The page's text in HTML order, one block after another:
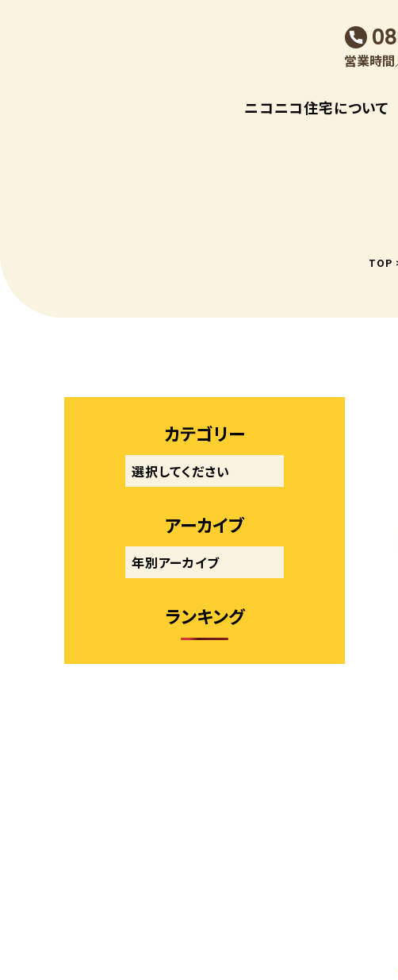
営業時
ニコニコ住宅について
TOP
カテゴリー
アーカイブ
ランキング